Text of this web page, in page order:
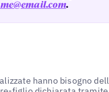
.
hanno bisogno